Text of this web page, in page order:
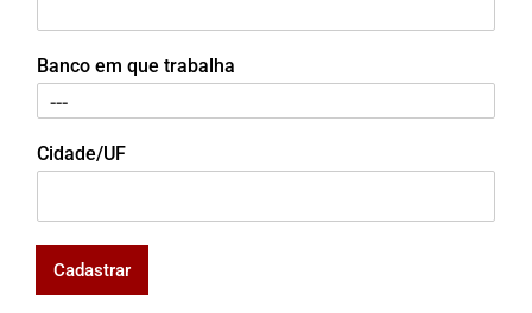
Banco em que trabalha
Cidade/UF
Cadastrar